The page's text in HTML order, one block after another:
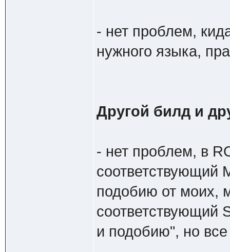
- нет проблем,
нужного языка,
Другой билд и
- нет проблем, в
соответствующий
подобию от моих,
соответствующий
и подобию", но все